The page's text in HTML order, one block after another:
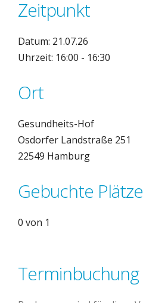
Zeitpunkt
Datum: 21.07.26
Uhrzeit: 16:00 - 16:30
Ort
Gesundheits-Hof
Osdorfer Landstraße 251
22549 Hamburg
Gebuchte Plätze
0 von 1
Terminbuchung